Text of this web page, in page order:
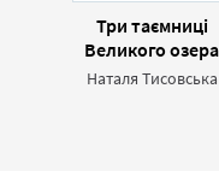
Три таємниці
Великого озера
Наталя Тисовська